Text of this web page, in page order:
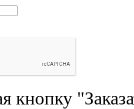
кнопку